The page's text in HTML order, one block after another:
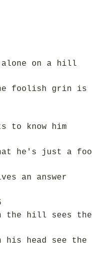
alone on a hill
foolish grin
to know him
he's just a
an answer
the hill sees the
his head see the